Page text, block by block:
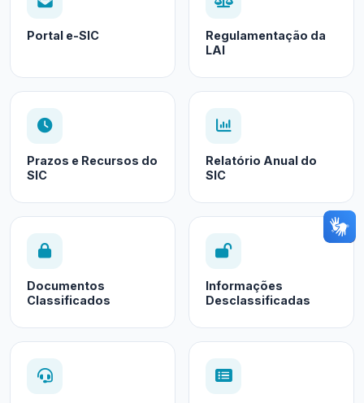
Portal e-SIC
Regulamentação da
LAI
Prazos e Recursos do
SIC
Relatório Anual do
SIC
Documentos
Classificados
Informações
Desclassificadas